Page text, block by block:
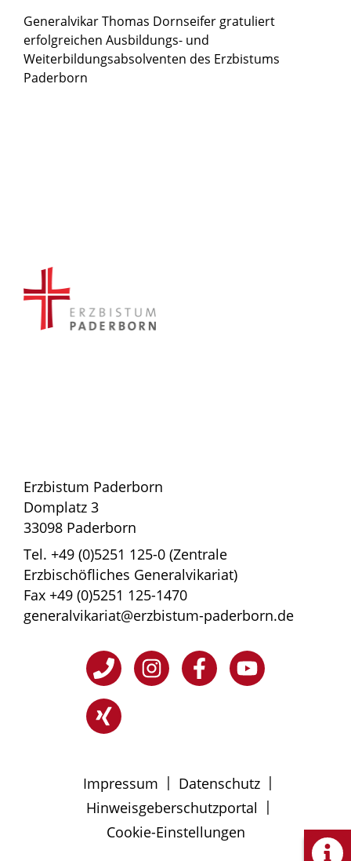
Generalvikar Thomas Dornseifer gratuliert
erfolgreichen Ausbildungs- und
Weiterbildungsabsolventen des Erzbistums
Paderborn
Erzbistum Paderborn
Domplatz 3
33098 Paderborn
Tel. +49 (0)5251 125-0 (Zentrale
Erzbischöfliches Generalvikariat)
Fax +49 (0)5251 125-1470
generalvikariat@erzbistum-paderborn.de
Impressum | Datenschutz |
Hinweisgeberschutzportal |
Cookie-Einstellungen